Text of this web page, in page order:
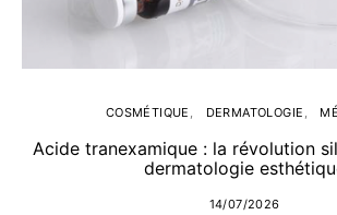
COSMÉTIQUE DERMATOLOGIE
Acide tranexamique : la révolution
dermatologie
14/07/2026